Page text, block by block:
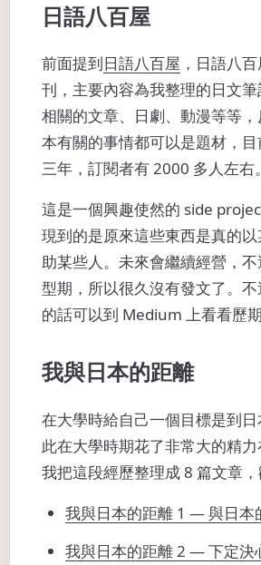
日語八百屋
前面提到日語八百屋 ，日語八
刊，主要內容為我整理的日文
相關的文章、日劇、動漫等等
本有關的事情都可以是題材，
三年，訂閱者有 2000 多人左右。
這是一個興趣使然的 side
現到的是原來這些東西是真的
助某些人。未來會繼續經營，
型期，所以很久沒有發文了。
的話可以到 Medium 上看看歷期
我與日本的距離
在大學時給自己一個目標是到
此在大學時期花了非常大的精力
我把這段經歷整理成 8 篇文章
我與日本的距離 1 — 與日本
我與日本的距離 2 — 下定決